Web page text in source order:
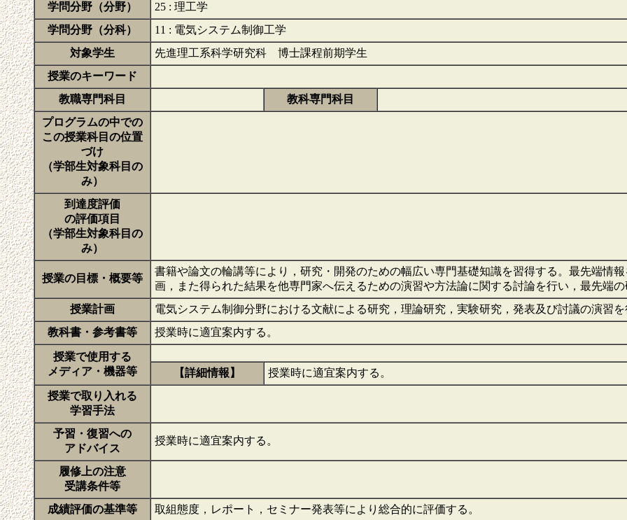
学問分野（分野）
25 : 理工学
学問分野（分科）
11 : 電気システム制御工学
対象学生
先進理工系科学研究科 博士課程前期学生
授業のキーワード
教職専門科目
教科専門科目
プログラムの中での
この授業科目の位置
づけ
（学部生対象科目の
み）
到達度評価
の評価項目
（学部生対象科目の
み）
授業の目標・概要等
書籍や論文の輪講等により，研究・開発のための幅広い専門基礎知識を習得する。最先端情
画，また得られた結果を他専門家へ伝えるための演習や方法論に関する討論を行い，最先端
授業計画
電気システム制御分野における文献による研究，理論研究，実験研究，発表及び討議の演習
教科書・参考書等
授業時に適宜案内する。
授業で使用する
メディア・機器等
【詳細情報】
授業時に適宜案内する。
授業で取り入れる
学習手法
予習・復習への
アドバイス
授業時に適宜案内する。
履修上の注意
受講条件等
成績評価の基準等
取組態度，レポート，セミナー発表等により総合的に評価する。